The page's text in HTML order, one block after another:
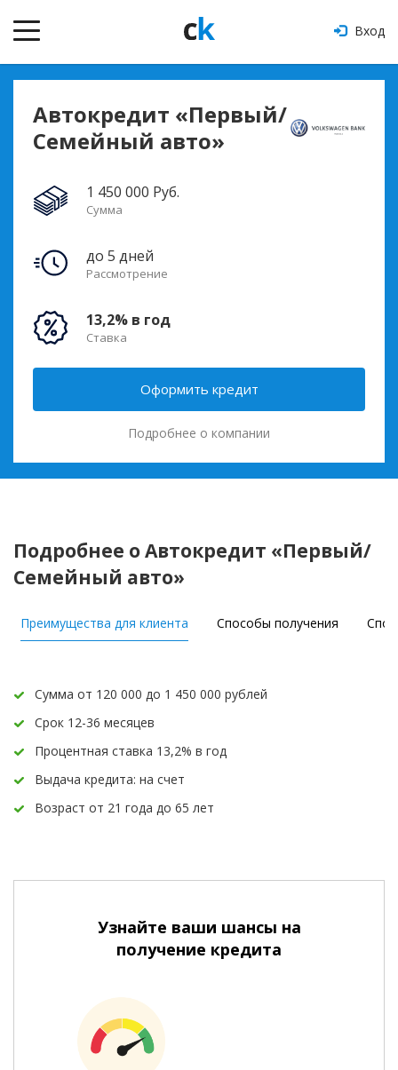
Вход
Автокредит «Первый/
Семейный авто»
1 450 000 Руб.
Сумма
до 5 дней
Рассмотрение
13,2% в год
Ставка
Подробнее о компании
Оформить кредит
Подробнее о Автокредит «Первый/
Семейный авто»
Преимущества для клиента Способы получения
Сумма от 120 000 до 1 450 000 рублей
Срок 12-36 месяцев
Процентная ставка 13,2% в год
Выдача кредита: на счет
Возраст от 21 года до 65 лет
Узнайте ваши шансы на
получение кредита